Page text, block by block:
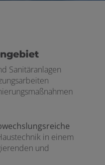
Sanitäranlagen
in einem
und